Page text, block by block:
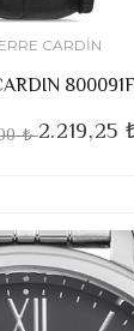
CARDIN
₺2.219,25